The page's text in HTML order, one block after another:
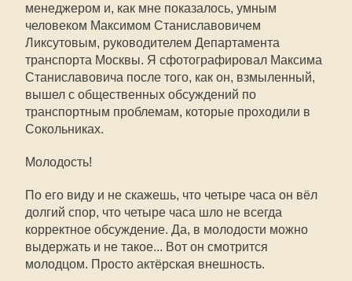
менеджером и, как мне показалось, умным
человеком Максимом Станиславовичем
Ликсутовым, руководителем Департамента
транспорта Москвы. Я сфотографировал Максима
Станиславовича после того, как он, взмыленный,
вышел с общественных обсуждений по
транспортным проблемам, которые проходили в
Сокольниках.
Молодость!
По его виду и не скажешь, что четыре часа он вёл
долгий спор, что четыре часа шло не всегда
корректное обсуждение. Да, в молодости можно
выдержать и не такое... Вот он смотрится
молодцом. Просто актёрская внешность.